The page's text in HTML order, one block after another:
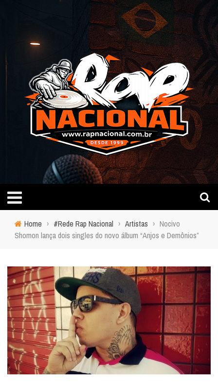
Home › #Rede Rap Nacional › Artistas › Nocivo
Shomon lança dois singles do novo álbum “Anjos e Demônios”